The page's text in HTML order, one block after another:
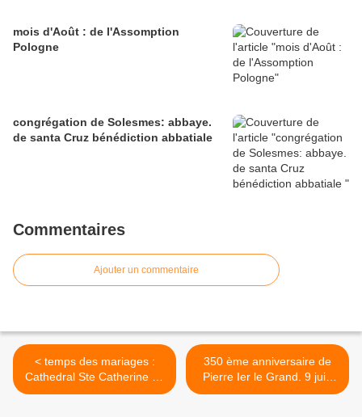
mois d'Août : de l'Assomption
Pologne
congrégation de Solesmes: abbaye.
de santa Cruz bénédiction abbatiale
Commentaires
Ajouter un commentaire
< temps des mariages :
Cathedral Ste Catherine de
Sienne -(Allentown,
350 ème anniversaire de
Pierre Ier le Grand. 9 juin
1672 >